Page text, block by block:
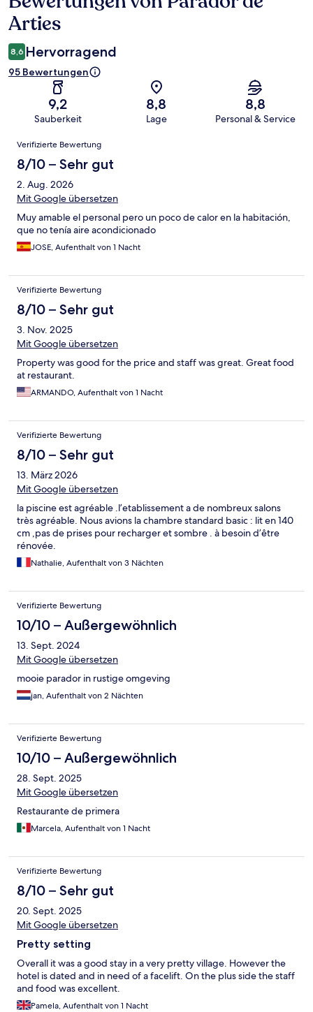
Arties
8,6 Hervorragend
95 Bewertungen
9,2
Sauberkeit
8,8
Lage
8,8
Personal & Service
Bewertungen
Verifizierte Bewertung
8/10 – Sehr gut
2. Aug. 2026
Mit Google übersetzen
Muy amable el personal pero un poco de calor en la habitación,
que no tenía aire acondicionado
JOSE, Aufenthalt von 1 Nacht
Verifizierte Bewertung
8/10 – Sehr gut
3. Nov. 2025
Mit Google übersetzen
Property was good for the price and staff was great. Great food
at restaurant.
ARMANDO, Aufenthalt von 1 Nacht
Verifizierte Bewertung
8/10 – Sehr gut
13. März 2026
Mit Google übersetzen
la piscine est agréable .l’etablissement a de nombreux salons
très agréable. Nous avions la chambre standard basic : lit en 140
cm ,pas de prises pour recharger et sombre . à besoin d’être
rénovée.
Nathalie, Aufenthalt von 3 Nächten
Verifizierte Bewertung
10/10 – Außergewöhnlich
13. Sept. 2024
Mit Google übersetzen
mooie parador in rustige omgeving
jan, Aufenthalt von 2 Nächten
Verifizierte Bewertung
10/10 – Außergewöhnlich
28. Sept. 2025
Mit Google übersetzen
Restaurante de primera
Marcela, Aufenthalt von 1 Nacht
Verifizierte Bewertung
8/10 – Sehr gut
20. Sept. 2025
Mit Google übersetzen
Pretty setting
Overall it was a good stay in a very pretty village. However the
hotel is dated and in need of a facelift. On the plus side the staff
and food was excellent.
Pamela, Aufenthalt von 1 Nacht